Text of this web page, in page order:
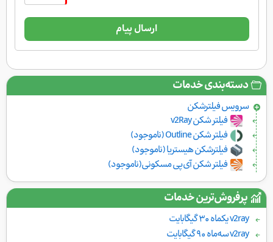
ارسال پیام
دسته‌بندی خدمات
سرویس فیلتر‌شکن
فیلتر شکن v2Ray
فیلتر شکن Outline (ناموجود)
فیلترشکن هیستریا (ناموجود)
فیلتر شکن آی‌پی مسکونی(ناموجود)
پرفروش‌ترین خدمات
v2ray یکماه ۳۰ گیگابایت
v2ray سه‌ماه ۹۰ گیگابایت